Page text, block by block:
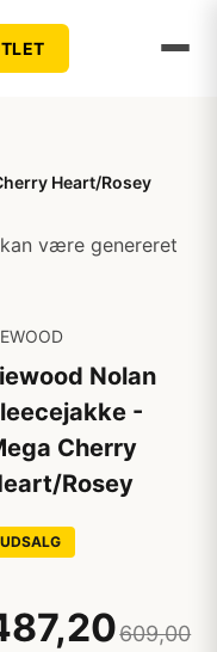
Heart/Rosey
være genereret
Nolan
-
Cherry
Rosey
UDSALG
609,00